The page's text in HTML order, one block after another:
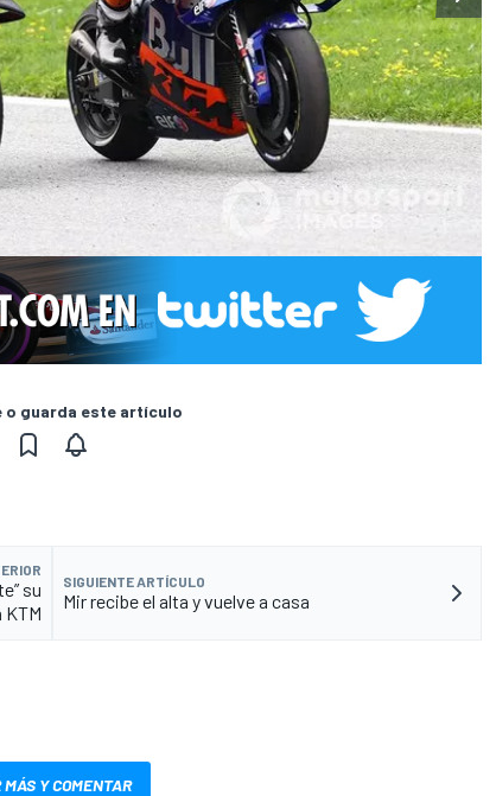
o guarda este artículo
su
SIGUIENTE ARTÍCULO
Mir recibe el alta y vuelve a casa
MÁS Y COMENTAR